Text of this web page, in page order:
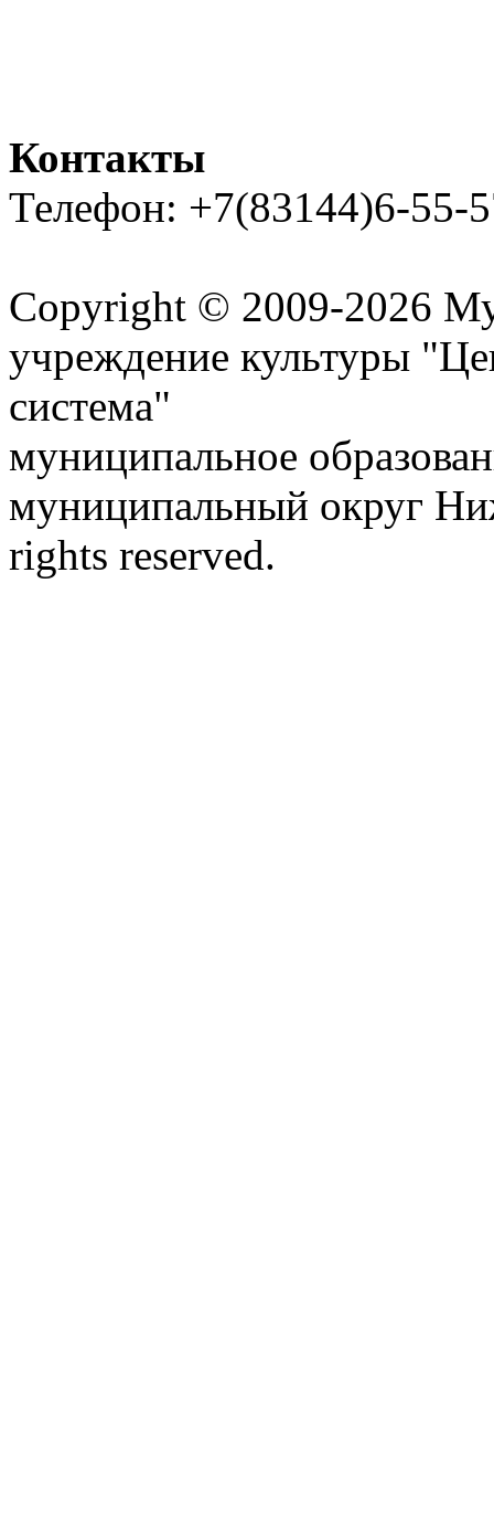
Контакты
Телефон: +7(83144)6-55-
Copyright © 2009-2026
учреждение культуры
система"
муниципальное
муниципальный округ
rights reserved.